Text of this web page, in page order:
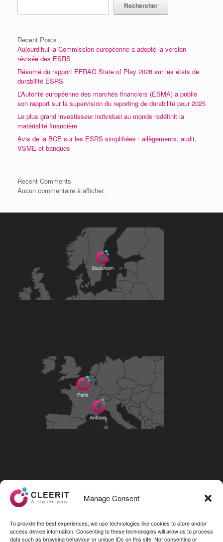
Manage Consent
To provide the best experiences, we use technologies like cookies to store and/or
access device information. Consenting to these technologies will allow us to process
data such as browsing behaviour or unique IDs on this site. Not consenting or
Rechercher
Recent Posts
Aujourd’hui la Commission européenne a adopté la version
révisée des ESRS
Résumé du rapport EFRAG State of Play 2026 sur les états de
durabilité ESRS
L’Autorité européenne des marchés financiers (ESMA) a publié
son rapport sur la supervision du reporting de durabilité pour 2025
Le plus grand investisseur individuel au monde redéfinit la
matérialité financière
Avis de la BCE sur les ESRS simplifiées : allègements, audit,
VSME et banques
Recent Comments
Aucun commentaire à afficher.